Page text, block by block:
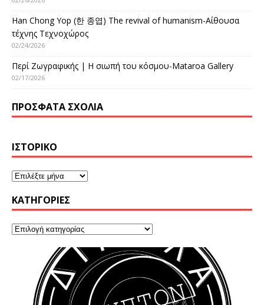
Han Chong Yop (한 종엽) The revival of humanism-Αίθουσα
τέχνης Τεχνοχώρος
02/24/2026
Περί Ζωγραφικής | Η σιωπή του κόσμου-Mataroa Gallery
02/17/2026
ΠΡΌΣΦΑΤΑ ΣΧΌΛΙΑ
ΙΣΤΟΡΙΚΌ
KΑΤΗΓΟΡΊΕΣ